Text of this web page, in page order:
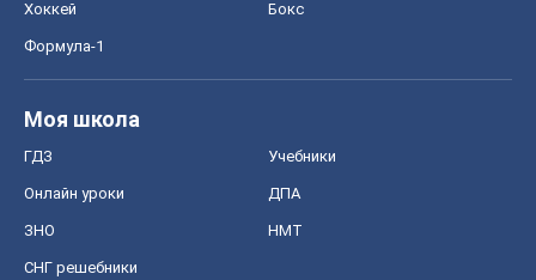
Хоккей Бокс
Формула-1
Моя школа
ГДЗ Учебники
Онлайн уроки ДПА
ЗНО НМТ
СНГ решебники